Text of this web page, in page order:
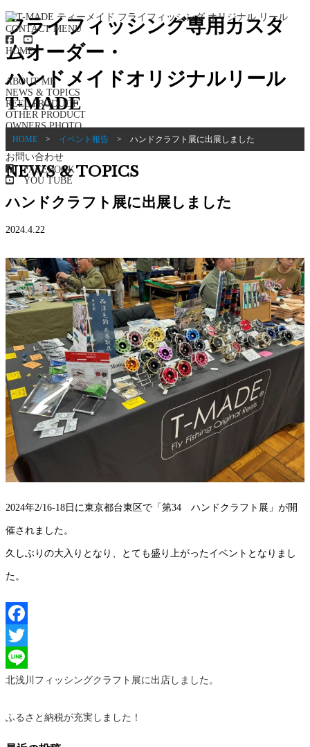
フライフィッシング専用カスタ
ムオーダー・
ハンドメイドオリジナルリール
T-MADE
CONTACT MENU
HOME
ABOUT ME
NEWS & TOPICS
REEL PRODUCT
OTHER PRODUCT
OWNERS PHOTO
お問い合わせ
FACEBOOK
YOU TUBE
HOME > イベント報告 > ハンドクラフト展に出展しました
NEWS & TOPICS
ハンドクラフト展に出展しました
2024.4.22
2024年2/16-18日に東京都台東区で「第34 ハンドクラフト展」が開
催されました。
久しぶりの大入りとなり、とても盛り上がったイベントとなりまし
た。
Facebook
Twitter
Line
北浅川フィッシングクラフト展に出店しました。
ふるさと納税が充実しました！